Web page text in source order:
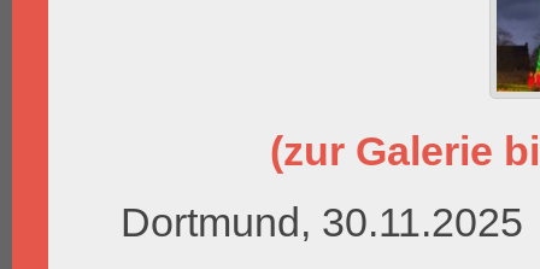
(zur Galerie
Dortmund, 30.11.2025